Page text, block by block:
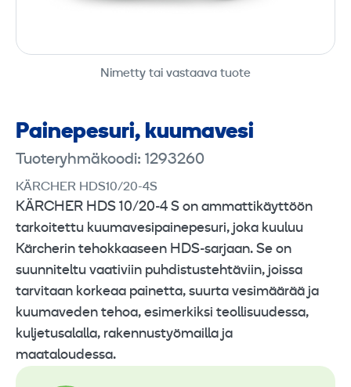
Nimetty tai vastaava tuote
Paine­pesuri, kuuma­vesi
Tuoteryhmäkoodi: 1293260
KÄRCHER HDS10/20-4S
KÄRCHER HDS 10/20‑4 S on ammattikäyttöön
tarkoitettu kuumavesipainepesuri, joka kuuluu
Kärcherin tehokkaaseen HDS‑sarjaan. Se on
suunniteltu vaativiin puhdistustehtäviin, joissa
tarvitaan korkeaa painetta, suurta vesimäärää ja
kuumaveden tehoa, esimerkiksi teollisuudessa,
kuljetusalalla, rakennustyömailla ja
maataloudessa.